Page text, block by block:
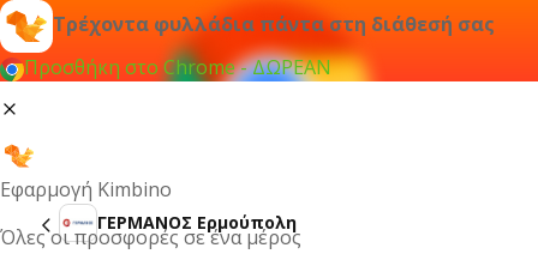
Τρέχοντα φυλλάδια πάντα στη διάθεσή σας
Προσθήκη στο Chrome - ΔΩΡΕΑΝ
Εφαρμογή Kimbino
Όλες οι προσφορές σε ένα μέρος
ΓΕΡΜΑΝΟΣ Ερμούπολη